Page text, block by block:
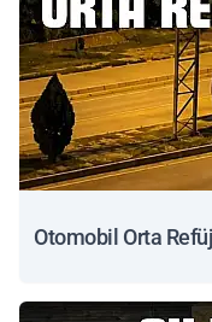
Otomobil Orta